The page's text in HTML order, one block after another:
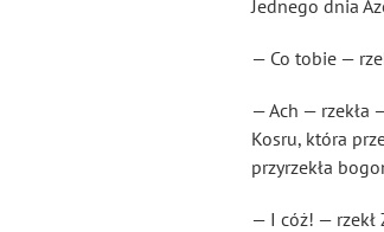
Jednego dnia
— Co tobie —
— Ach — rzekła
Kosru, która
przyrzekła
— I cóż! — rzekł